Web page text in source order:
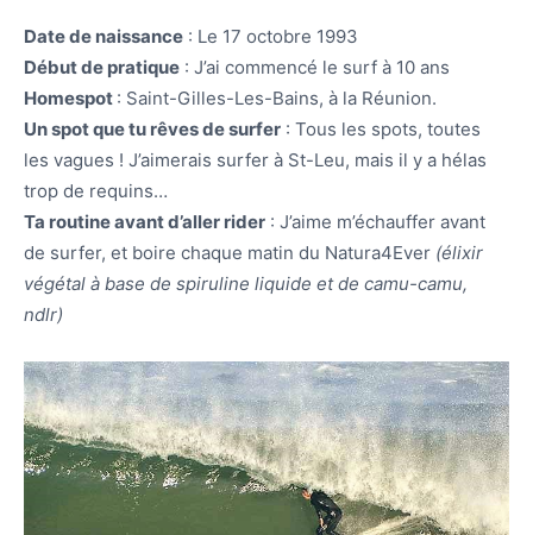
Date de naissance : Le 17 octobre 1993
Début de pratique : J’ai commencé le surf à 10 ans
Homespot : Saint-Gilles-Les-Bains, à la Réunion.
Un spot que tu rêves de surfer : Tous les spots, toutes
les vagues ! J’aimerais surfer à St-Leu, mais il y a hélas
trop de requins…
Ta routine avant d’aller rider : J’aime m’échauffer avant
de surfer, et boire chaque matin du Natura4Ever (élixir
végétal à base de spiruline liquide et de camu-camu,
ndlr)